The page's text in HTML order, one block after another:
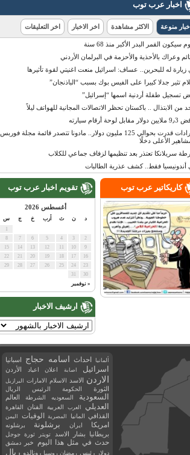
اخبار عرب توب
منوعة الاكثر مشاهدة اخر الاخبار اخر التعليقات
سيكون القمر البدر الأكبر منذ 68 سنة
وعراك بالأحذية والأحزمة في البرلمان الأردني
زيارة له للبحرين.. عساف: اسرائيل منعت اغنيتي لقوة تأثيرها
تثير جدلا كبيرا على الفيس بوك بسبب “الباذنجان”
تسجيل طفلة أردنية اسمها “إسرائيل”
من الابتذال .. باكستان تحظر الاتصالات المجانية للهواتف ليلاً
مقابل لوحة أرقام سيارته
بإيرادات قدرت بحوالي 125 مليون دولار.. مادونا تتصدر قائمة مجلة فوربس
الأعلى دخلًا
سريلانكا تعتذر بعد تنظيمها لزفاف جماعي للكلاب
أندونيسيا فقط.. كشف عذرية الطالبات
تقويم اخبار عرب توب
أغسطس 2026
د ن ث أرب خ ج س
« نوفمبر
2
3
4
5
6
7
8
9
10
12
13
14
15
16
17
18
19
20
21
22
23
24
25
26
27
28
29
30
31
ارشيف الاخبار
كاريكاتير عرب توب
ألمانيا احداث اسامه حجاج اسبانيا
اسرائيل اصابة اعلان اعياد الأردن
الاردن الاسد الاسلام الامارات البرازيل
الثورة الحكومة الرئيس الريال
السعودية السعوديه الشرطة العالم
العديلي العرب العربية الفنان القاهرة
القذافي المانيا المصرية الوفيات اليمن
امريكا ايران برشلونة برشلونه
بريطانيا بشار الاسد تويتر ثورة جوجل
حدث في مثل هذا اليوم خبر
دمشق
دولار
رئيس رمضان روسيا رونالدو ريال